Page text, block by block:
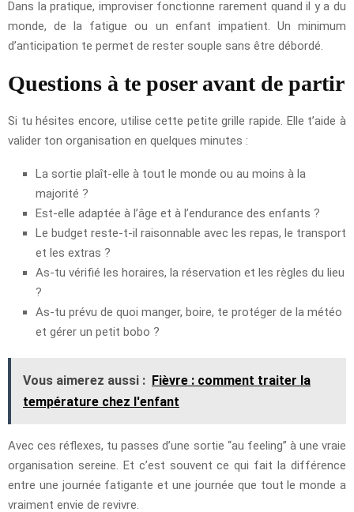
Dans la pratique, improviser fonctionne rarement quand il y a du
monde, de la fatigue ou un enfant impatient. Un minimum
d’anticipation te permet de rester souple sans être débordé.
Questions à te poser avant de partir
Si tu hésites encore, utilise cette petite grille rapide. Elle t’aide à
valider ton organisation en quelques minutes :
La sortie plaît-elle à tout le monde ou au moins à la
majorité ?
Est-elle adaptée à l’âge et à l’endurance des enfants ?
Le budget reste-t-il raisonnable avec les repas, le transport
et les extras ?
As-tu vérifié les horaires, la réservation et les règles du lieu
?
As-tu prévu de quoi manger, boire, te protéger de la météo
et gérer un petit bobo ?
Vous aimerez aussi : Fièvre : comment traiter la
température chez l'enfant
Avec ces réflexes, tu passes d’une sortie “au feeling” à une vraie
organisation sereine. Et c’est souvent ce qui fait la différence
entre une journée fatigante et une journée que tout le monde a
vraiment envie de revivre.